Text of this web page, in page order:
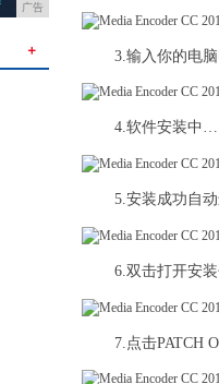
广告
＋ 3.输入你的电脑
4.软件安装中
5.安装成功自动
6.双击打开安
7.点击PATCH